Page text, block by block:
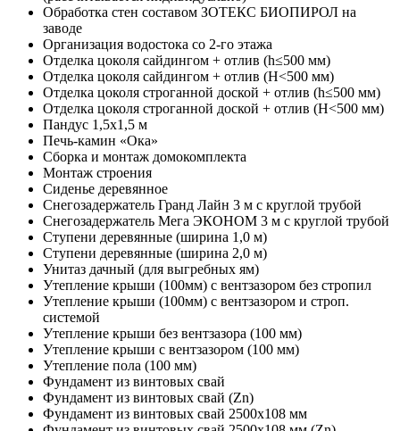
Обработка стен составом ЗОТЕКС БИОПИРОЛ на
заводе
Организация водостока со 2-го этажа
Отделка цоколя сайдингом + отлив (h≤500 мм)
Отделка цоколя сайдингом + отлив (Н<500 мм)
Отделка цоколя строганной доской + отлив (h≤500 мм)
Отделка цоколя строганной доской + отлив (Н<500 мм)
Пандус 1,5х1,5 м
Печь-камин «Ока»
Сборка и монтаж домокомплекта
Монтаж строения
Сиденье деревянное
Снегозадержатель Гранд Лайн 3 м с круглой трубой
Снегозадержатель Мега ЭКОНОМ 3 м с круглой трубой
Ступени деревянные (ширина 1,0 м)
Ступени деревянные (ширина 2,0 м)
Унитаз дачный (для выгребных ям)
Утепление крыши (100мм) с вентзазором без стропил
Утепление крыши (100мм) с вентзазором и строп.
системой
Утепление крыши без вентзазора (100 мм)
Утепление крыши с вентзазором (100 мм)
Утепление пола (100 мм)
Фундамент из винтовых свай
Фундамент из винтовых свай (Zn)
Фундамент из винтовых свай 2500х108 мм